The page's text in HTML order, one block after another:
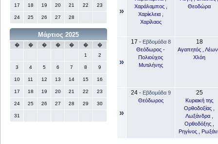
17 18 19 20 21 22 23
24 25 26 27 28
Μάρτιος 2025
� � � � � �
�
1
2
3 4 5 6 7 8 9
10 11 12 13 14 15 16
17 18 19 20 21 22 23
24 25 26 27 28 29 30
31
»
Χαράλαμπος ,
Χαρίκλεια ,
Χαρίλαος
Θεοδώρα
»
17 - Εβδομάδα 8
Θεόδωρος -
Πολιούχος
Μυτιλήνης
18
Αγαπητός ,
Χλόη
»
24- Εβδομάδα 9
Θεόδωρος
25
Κυριακή της
Ορθοδοξίας ,
Λωξάνδρα ,
Ορθοδόξης ,
Ρηγίνος ,